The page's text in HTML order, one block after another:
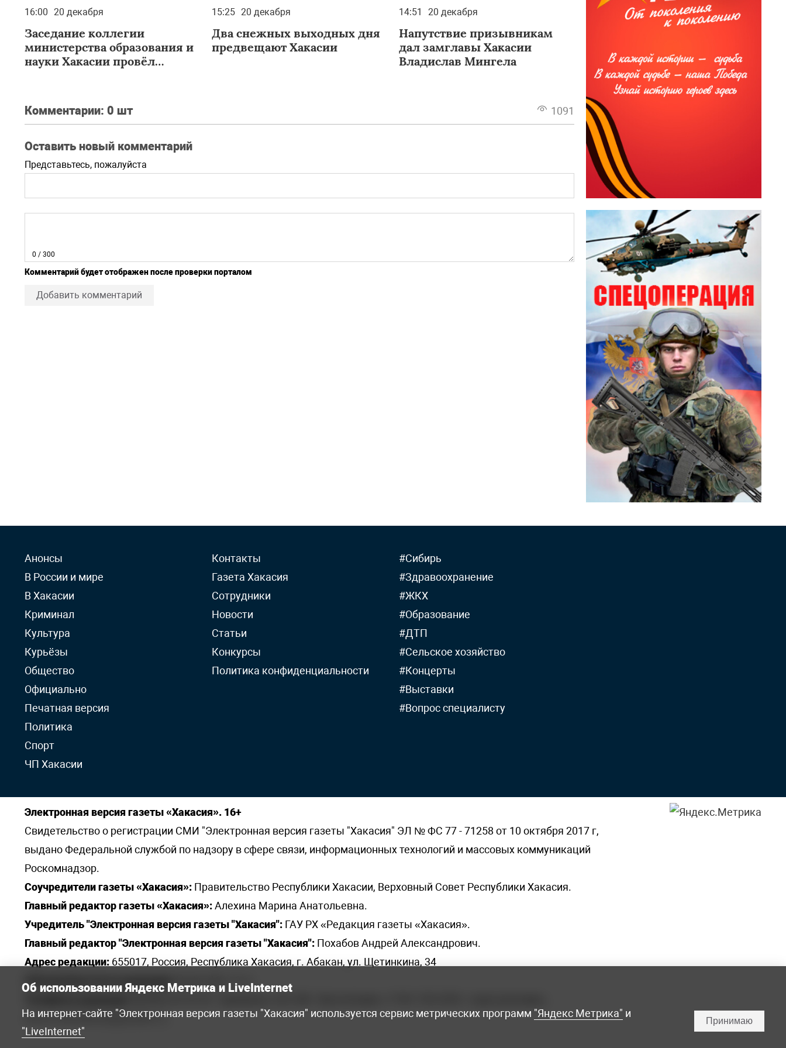
16:00 20 декабря
Заседание коллегии
министерства образования и
науки Хакасии провёл
15:25 20 декабря
Два снежных выходных дня
предвещают Хакасии
14:51 20 декабря
Напутствие призывникам
дал замглавы Хакасии
Владислав Мингела
Комментарии: 0 шт 1091
Оставить новый комментарий
Представьтесь, пожалуйста
0 / 300
Комментарий будет отображен после проверки порталом
Добавить комментарий
Анонсы
В России и мире
В Хакасии
Криминал
Культура
Курьёзы
Общество
Официально
Печатная версия
Политика
Спорт
ЧП Хакасии
Контакты
Газета Хакасия
Сотрудники
Новости
Статьи
Конкурсы
Политика конфиденциальности
#Сибирь
#Здравоохранение
#ЖКХ
#Образование
#ДТП
#Сельское хозяйство
#Концерты
#Выставки
#Вопрос специалисту
Электронная версия газеты «Хакасия». 16+
Свидетельство о регистрации СМИ "Электронная версия газеты "Хакасия" ЭЛ № ФС 77 - 71258 от 10 октября 2017 г,
выдано Федеральной службой по надзору в сфере связи, информационных технологий и массовых коммуникаций
Роскомнадзор.
Соучредители газеты «Хакасия»: Правительство Республики Хакасии, Верховный Совет Республики Хакасия.
Главный редактор газеты «Хакасия»:Алехина Марина Анатольевна.
Учредитель "Электронная версия газеты "Хакасия": ГАУ РХ «Редакция газеты «Хакасия».
Главный редактор "Электронная версия газеты "Хакасия": Похабов Андрей Александрович.
Адрес редакции: 655017, Россия, Республика Хакасия, г. Абакан, ул. Щетинкина, 34
Электронная почта редакции: khakred@r-19.ru
elena.s.korotkowa@yandex.ru.
Об использовании Яндекс Метрика и LiveInternet
На интернет-сайте "Электронная версия газеты "Хакасия" используется сервис метрических программ "Яндекс Метрика" и
"LiveInternet"
Принимаю